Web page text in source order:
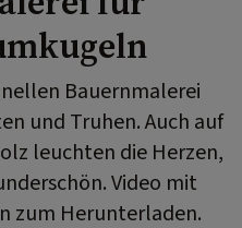
Bauernmalerei
und Truhen. Auch auf
leuchten die Herzen,
Video mit
zum Herunterladen.